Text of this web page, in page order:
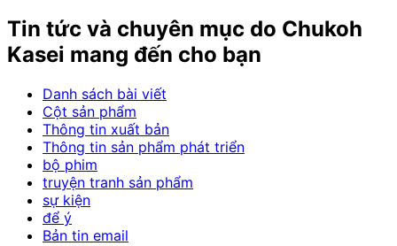
Tin tức và chuyên mục do Chukoh
Kasei mang đến cho bạn
Danh sách bài viết
Cột sản phẩm
Thông tin xuất bản
Thông tin sản phẩm phát triển
bộ phim
truyện tranh sản phẩm
sự kiện
để ý
Bản tin email